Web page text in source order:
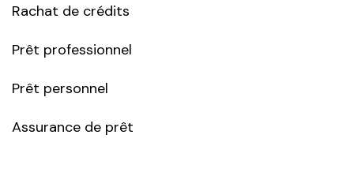
Rachat de crédits
Prêt professionnel
Prêt personnel
Assurance de prêt